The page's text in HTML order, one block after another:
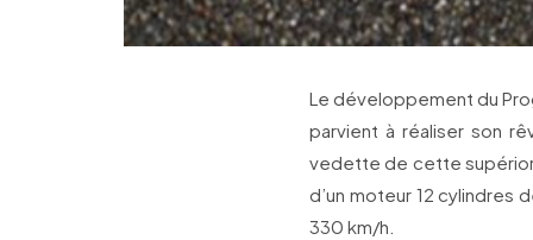
Le développement du
parvient à réaliser son
vedette de cette
d’un moteur 12 cylindres
330 km/h.